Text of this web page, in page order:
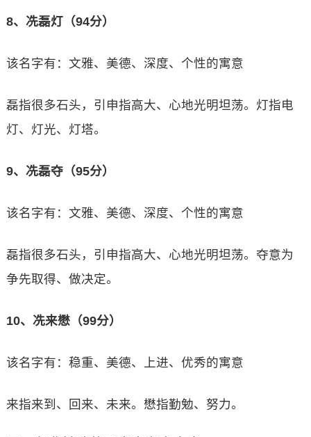
8、冼磊灯（94分）
该名字有：文雅、美德、深度、个性的寓意
磊指很多石头，引申指高大、心地光明坦荡。灯指电
灯、灯光、灯塔。
9、冼磊夺（95分）
该名字有：文雅、美德、深度、个性的寓意
磊指很多石头，引申指高大、心地光明坦荡。夺意为
争先取得、做决定。
10、冼来懋（99分）
该名字有：稳重、美德、上进、优秀的寓意
来指来到、回来、未来。懋指勤勉、努力。